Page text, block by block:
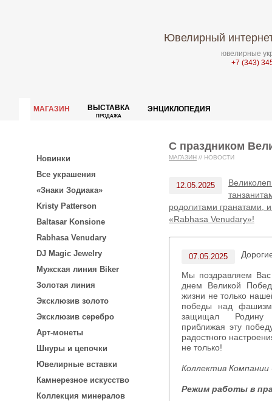
Ювелирный
ювелирные
+7 (343)
МАГАЗИН ВЫСТАВКА
ПРОДАЖА
ЭНЦИКЛОПЕДИЯ
Новинки
Все украшения
«Знаки Зодиака»
Kristy Patterson
Baltasar Konsione
Rabhasa Venudary
DJ Magic Jewelry
Мужская линия Biker
Золотая линия
Эксклюзив золото
Эксклюзив серебро
Арт-монеты
Шнуры и цепочки
Ювелирные вставки
Камнерезное искусство
Коллекция минералов
С праздником
МАГАЗИН // НОВОСТИ
12.05.2025
родолитами гранатами,
«Rabhasa Venudary»!
07.05.2025
Мы поздравляем Вас с замечательным праздником —
днем Великой
жизни не только
победы над
защищал
приближая эту
радостного
не только!
Коллектив
Режим работы в